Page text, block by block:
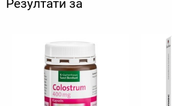
Резултати за